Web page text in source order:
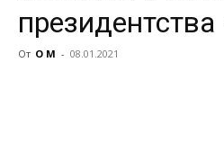
От О М - 08.01.2021